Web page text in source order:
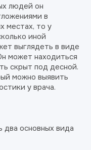
людей он
в
местах, то у
иной
выглядеть в виде
может находиться
скрыт под десной.
можно выявить
у врача.
два основных вида